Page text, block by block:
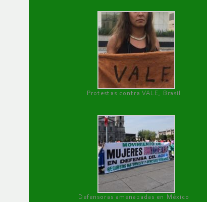
Protestas contra VALE, Brasil
Defensoras amenazadas en México